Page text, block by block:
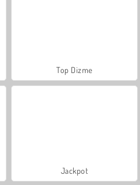
Top Dizme
Jackpot